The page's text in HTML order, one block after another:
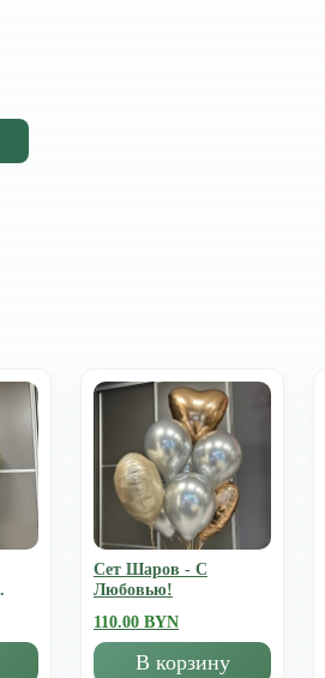
Сет Шаров - С
Любовью!
110.00 BYN
В корзину